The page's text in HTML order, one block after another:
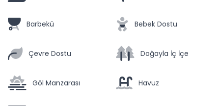
Barbekü Bebek Dostu
Çevre Dostu Doğayla İç İçe
Göl Manzarası Havuz